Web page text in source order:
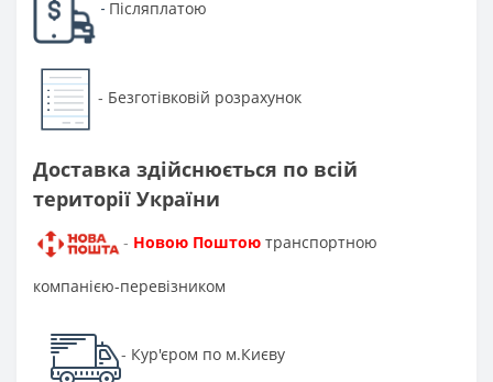
- Післяплатою
- Безготівковій розрахунок
Доставка здійснюється по всій
території України
- Новою Поштою транспортною
компанією-перевізником
- Кур'єром по м.Києву